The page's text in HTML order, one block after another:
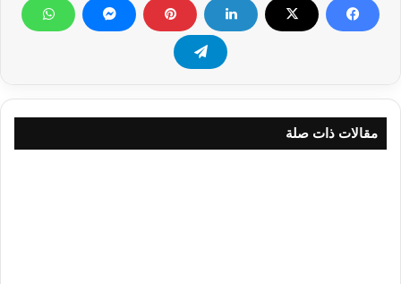
مقالات ذات صلة